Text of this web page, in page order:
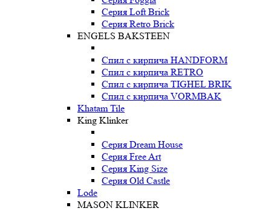
Серия Loft Brick
Серия Retro Brick
ENGELS BAKSTEEN
Спил с кирпича HANDFORM
Спил с кирпича RETRO
Спил с кирпича TIGHEL BRIK
Спил с кирпича VORMBAK
Khatam Tile
King Klinker
Серия Dream House
Серия Free Art
Серия King Size
Серия Old Castle
Lode
MASON KLINKER